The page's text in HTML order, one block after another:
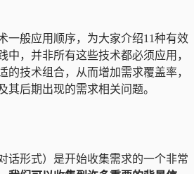
一般应用顺序，为大家介绍11种有效
中，并非所有这些技术都必须应用，
的技术组合，从而增加需求覆盖率，
其后期出现的需求相关问题。
话形式）是开始收集需求的一个非常